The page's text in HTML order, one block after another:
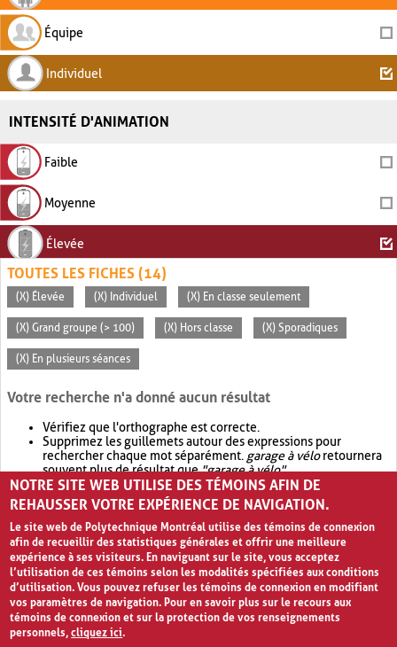
Équipe
Individuel
INTENSITÉ D'ANIMATION
Faible
Moyenne
Élevée
TOUTES LES FICHES (14)
(X) Élevée (X) Individuel (X) En classe seulement
(X) Grand groupe (> 100) (X) Hors classe (X) Sporadiques
(X) En plusieurs séances
Votre recherche n'a donné aucun résultat
Vérifiez que l'orthographe est correcte.
Supprimez les guillemets autour des expressions pour
rechercher chaque mot séparément. garage à véloretournera
souvent plus de résultat que"garage à vélo".
Envisagez d'élargir votre recherche avec OR.garage OR vélo
retournera souvent plus de résultat quegarage à vélo
NOTRE SITE WEB UTILISE DES TÉMOINS AFIN DE
REHAUSSER VOTRE EXPÉRIENCE DE NAVIGATION.
Le site web de Polytechnique Montréal utilise des témoins de connexion
afin de recueillir des statistiques générales et offrir une meilleure
expérience à ses visiteurs. En naviguant sur le site, vous acceptez
l’utilisation de ces témoins selon les modalités spécifiées aux conditions
d’utilisation. Vous pouvez refuser les témoins de connexion en modifiant
vos paramètres de navigation. Pour en savoir plus sur le recours aux
témoins de connexion et sur la protection de vos renseignements
personnels,cliquez ici.